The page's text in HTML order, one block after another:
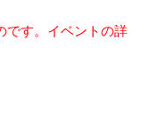
です。イベントの詳